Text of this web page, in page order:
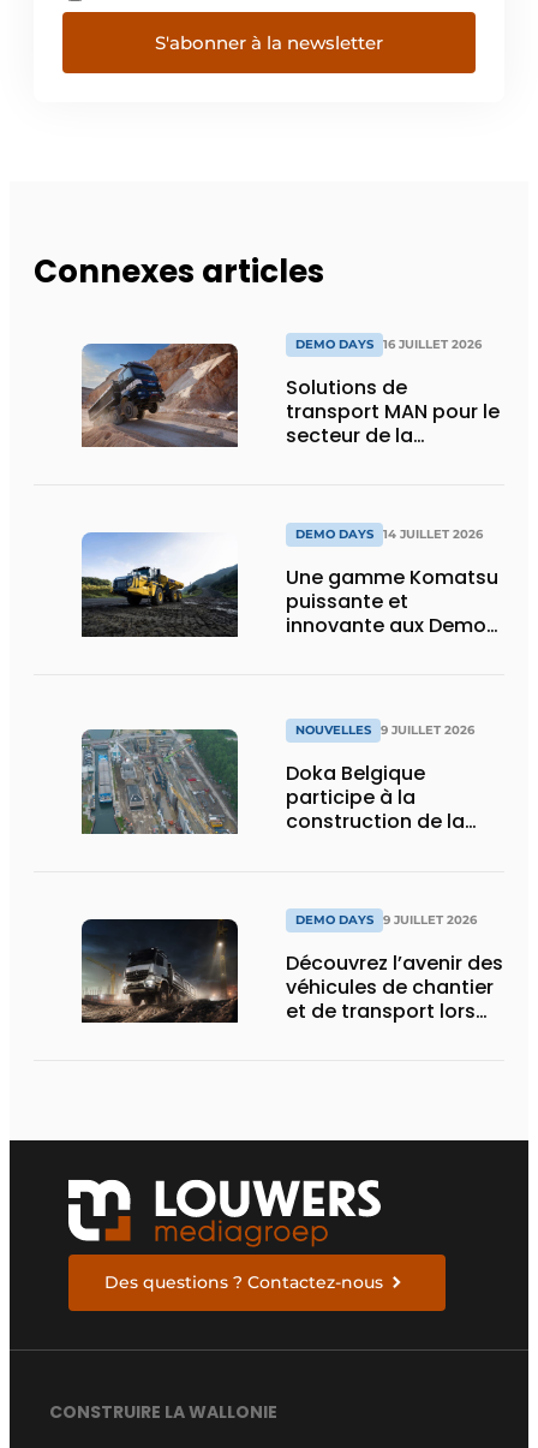
S'abonner à la newsletter
Connexes articles
DEMO DAYS 16 JUILLET 2026
Solutions de
transport MAN pour le
secteur de la
DEMO DAYS 14 JUILLET 2026
Une gamme Komatsu
puissante et
innovante aux Demo
NOUVELLES 9 JUILLET 2026
Doka Belgique
participe à la
construction de la
DEMO DAYS 9 JUILLET 2026
Découvrez l’avenir des
véhicules de chantier
et de transport lors
Des questions ? Contactez-nous
CONSTRUIRE LA WALLONIE